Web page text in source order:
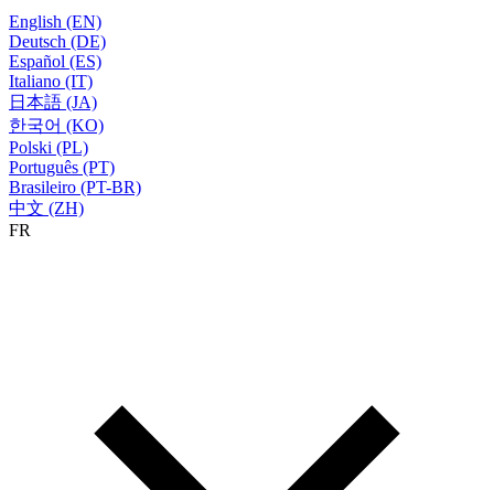
English (EN)
Deutsch (DE)
Español (ES)
Italiano (IT)
日本語 (JA)
한국어 (KO)
Polski (PL)
Português (PT)
Brasileiro (PT-BR)
中文 (ZH)
FR